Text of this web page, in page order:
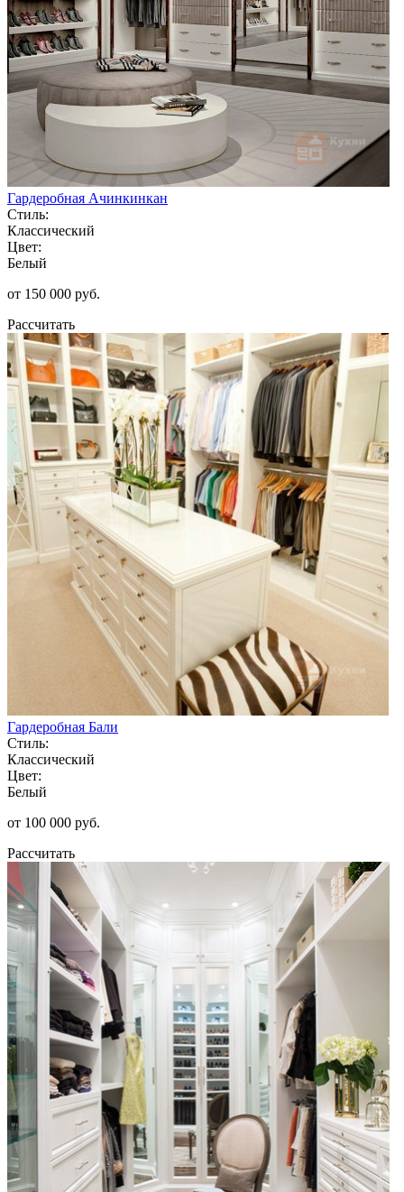
Гардеробная Ачинкинкан
Стиль:
Классический
Цвет:
Белый
от 150 000 руб.
Рассчитать
Гардеробная Бали
Стиль:
Классический
Цвет:
Белый
от 100 000 руб.
Рассчитать